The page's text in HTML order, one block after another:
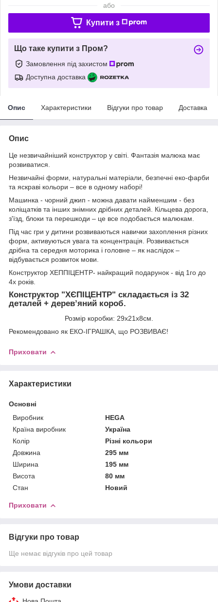
або
Купити з
Що таке купити з Пром?
Замовлення під захистом
Доступна доставка
Опис Характеристики Відгуки про товар Доставка
Опис
Це незвичайніший конструктор у світі. Фантазія малюка має
розвиватися.
Незвичайні форми, натуральні матеріали, безпечні еко-фарби
та яскраві кольори – все в одному наборі!
Машинка - чорний джип - можна давати найменшим - без
коліщатків та інших знімних дрібних деталей. Кільцева дорога,
з'їзд, блоки та перешкоди – це все подобається малюкам.
Під час гри у дитини розвиваються навички захоплення різних
форм, активуються увага та концентрація. Розвивається
дрібна та середня моторика і головне – як наслідок –
відбувається розвиток мови.
Конструктор ХЕППІЦЕНТР- найкращий подарунок - від 1го до
4х років.
Конструктор "ХЄПІЦЕНТР" складається із 32
деталей + дерев’яний короб.
Розмір коробки: 29х21х8см.
Рекомендовано як ЕКО-ІГРАШКА, що РОЗВИВАЄ!
Приховати
Характеристики
Основні
Виробник
HEGA
Країна виробник
Україна
Колір
Різні кольори
Довжина
295 мм
Ширина
195 мм
Висота
80 мм
Стан
Новий
Приховати
Відгуки про товар
Ще немає відгуків про цей товар
Умови доставки